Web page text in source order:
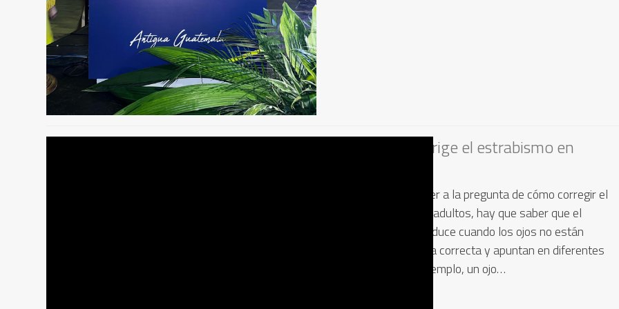
¿Cómo se corrige el estrabismo en
Antes de responder a la pregunta de cómo corregir el
estrabismo en los adultos, hay que saber que el
estrabismo se produce cuando los ojos no están
alineados de forma correcta y apuntan en diferentes
direcciones. Por ejemplo, un ojo…